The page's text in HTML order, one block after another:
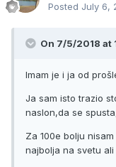
Posted July 6,
On 7/5/2018 at
Imam je i ja od
Ja sam isto trazio
naslon,da se
Za 100e bolju
najbolja na svetu